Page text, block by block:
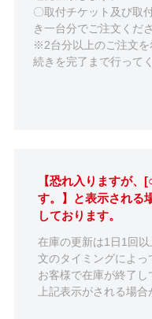
〇取付チケット及び取
き一台分でご注文くださ
※2台分以上のご注文を
続きを完了まで行って
【恐れ入りますが
す。】と表示される
しております。
在庫の更新は1日1回
文のタイミングによっ
お客様で在庫が終了
上記表示がされる場